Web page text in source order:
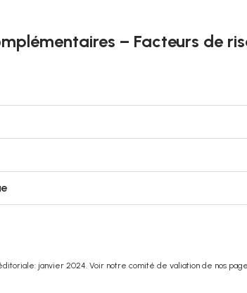
– Facteurs de
janvier 2024. Voir notre comité de valiation de nos